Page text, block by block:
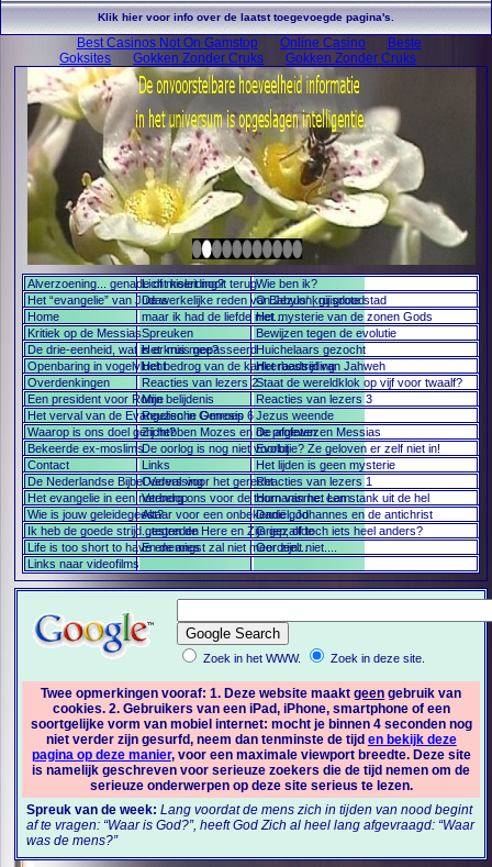
Best Casinos Not On Gamstop Online Casino
Beste
Goksites
Gokken Zonder Cruks Gokken Zonder Cruks
Alverzoening... genade of misleiding?
Licht keert nooit terugWie ben ik?
Het “evangelie” van JudasDe werkelijke reden van Jezus' kruisdood
O Babylon, gij grote stad
Home
maar ik had de liefde niet...Het mysterie van de zonen Gods
Kritiek op de MessiasSpreuken
Bewijzen tegen de evolutie
De drie-eenheid, wat is er mis mee?
Het kruis gepasseerdHuichelaars gezocht
Openbaring in vogelvluchtHet bedrog van de kankerbestrijding
Het raadsel van Jahweh
Overdenkingen
Reacties van lezers 2Staat de wereldklok op vijf voor twaalf?
Een president voor RomeMijn belijdenis
Reacties van lezers 3
Het verval van de Evangelische Omroep
Reuzen in Genesis 6Jezus weende
Waarop is ons doel gericht?Zij hebben Mozes en de profetenDe afgewezen Messias
Bekeerde ex-moslimsDe oorlog is nog niet voorbijEvolutie? Ze geloven er zelf niet in!
Contact
Links
Het lijden is geen mysterie
De Nederlandse Bijbel VervalsingOuders voor het gerechtReacties van lezers 1
Het evangelie in een notendopVerberg ons voor de toorn van het Lam
Humanisme: een stank uit de hel
Wie is jouw geleidegeest?Altaar voor een onbekende godDaniël, Johannes en de antichrist
Ik heb de goede strijd gestreden...tegen de Here en Zijn gezalfdeGriep, of toch iets heel anders?
Life is too short to have enemiesEn de angst zal niet meer zijn...
Oordeelt niet....
Links naar videofilms
Zoek in het WWW. Zoek in deze site.
Twee opmerkingen vooraf: 1. Deze website maaktgeen gebruik van
cookies. 2. Gebruikers van een iPad, iPhone, smartphone of een
soortgelijke vorm van mobiel internet: mocht je binnen 4 seconden nog
niet verder zijn gesurfd, neem dan tenminste de tijd en bekijk deze
pagina op deze manier, voor een maximale viewport breedte. Deze site
is namelijk geschreven voor serieuze zoekers die de tijd nemen om de
serieuze onderwerpen op deze site serieus te lezen.
Spreuk van de week: Lang voordat de mens zich in tijden van nood begint
af te vragen: “Waar is God?”, heeft God Zich al heel lang afgevraagd: “Waar
was de mens?”
Klik hier voor info over de laatst toegevoegde pagina's.